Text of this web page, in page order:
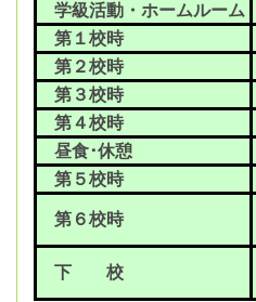
学級活動・ホームルーム
第１校時
第２校時
第３校時
第４校時
昼食･休憩
第５校時
第６校時
下 校